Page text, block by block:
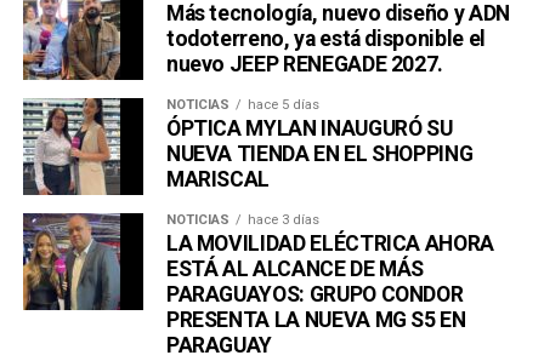
Más tecnología, nuevo diseño y ADN
todoterreno, ya está disponible el
nuevo JEEP RENEGADE 2027.
NOTICIAS hace 5 días
ÓPTICA MYLAN INAUGURÓ SU
NUEVA TIENDA EN EL SHOPPING
MARISCAL
NOTICIAS hace 3 días
LA MOVILIDAD ELÉCTRICA AHORA
ESTÁ AL ALCANCE DE MÁS
PARAGUAYOS: GRUPO CONDOR
PRESENTA LA NUEVA MG S5 EN
PARAGUAY